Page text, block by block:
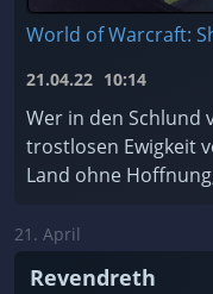
World of Warcraft:
21.04.22 10:14
Wer in den Schlund
trostlosen Ewigkeit
Land ohne
Soll ...
21. April
Revendreth